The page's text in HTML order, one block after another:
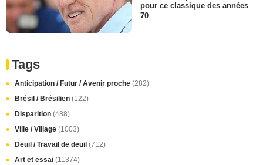
pour ce classique des années
70
Tags
Anticipation / Futur / Avenir proche (282)
Brésil / Brésilien (122)
Disparition (488)
Ville / Village (1003)
Deuil / Travail de deuil (712)
Art et essai (11374)